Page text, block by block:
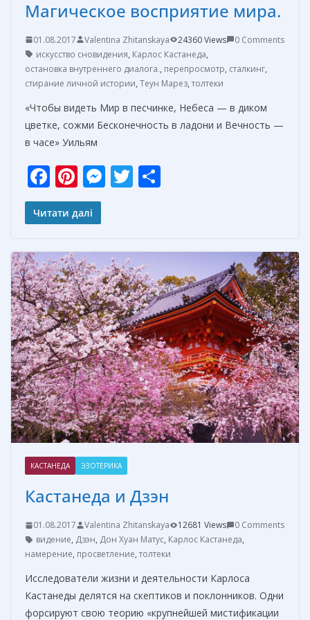
Магическое восприятие мира.
01.08.2017 Valentina Zhitanskaya 24360 Views
0 Comments
искусство сновидения, Карлос Кастанеда,
остановка внутреннего диалога., перепросмотр, сталкинг,
стирание личной истории, Теун Марез, толтеки
«Чтобы видеть Мир в песчинке, Небеса — в диком
цветке, сожми Бесконечность в ладони и Вечность —
в часе» Уильям
F
ac
e
o
o
k
Pi
nt
er
st
M
n
g
er
T
а
в
и
т
ь
Читати далі
КАСТАНЕДА ЭЗОТЕРИКА
Кастанеда и Дзэн
01.08.2017 Valentina Zhitanskaya 12681 Views
0 Comments
видение, Дзэн, Дон Хуан Матус, Карлос Кастанеда,
намерение, просветление, толтеки
Исследователи жизни и деятельности Карлоса
Кастанеды делятся на скептиков и поклонников. Одни
форсируют свою теорию «крупнейшей мистификации